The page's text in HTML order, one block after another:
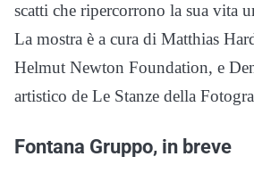
scatti che ripercorrono la sua vita
La mostra è a cura di Matthias
Helmut Newton Foundation, e
artistico de Le Stanze della
Fontana Gruppo, in breve